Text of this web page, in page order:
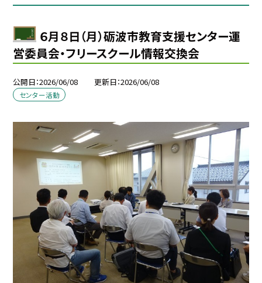
６月８日（月）砺波市教育支援センター運
営委員会・フリースクール情報交換会
公開日 2026/06/08 更新日 2026/06/08
センター活動